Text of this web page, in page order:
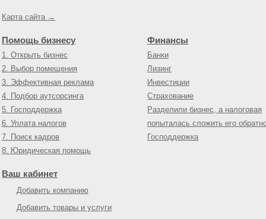
Карта сайта →
Помощь бизнесу
1. Открыть бизнес
2. Выбор помещения
3. Эффективная реклама
4. Подбор аутсорсинга
5. Господдержка
6. Уплата налогов
7. Поиск кадров
8. Юридическая помощь
Финансы
Банки
Лизинг
Инвестиции
Страхование
Разделили бизнес, а налоговая
попыталась сложить его
Господдержка
Ваш кабинет
Добавить компанию
Добавить товары и услуги